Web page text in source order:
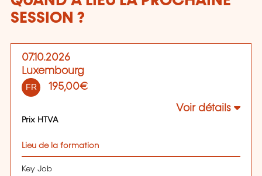
SESSION ?
07.10.2026
Luxembourg
FR 195,00€
Voir détails
Prix HTVA
Lieu de la formation
Key Job